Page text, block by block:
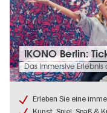
Tickets
&
Termine:
IKONO
Ticket
IKONO Berlin:
Das Immersive
Erleben Sie eine